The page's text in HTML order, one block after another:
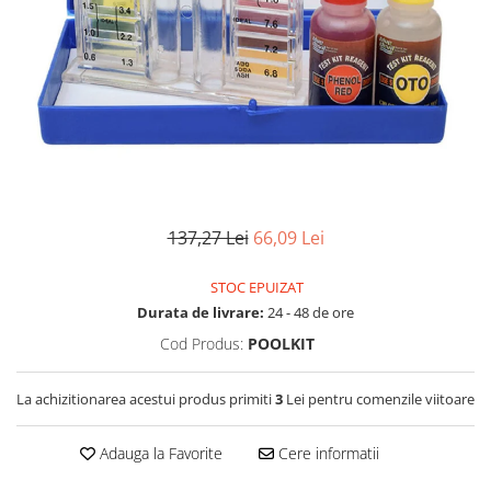
Filtre speciale
Filtre Casnice
Consumabile
Cartuse 5"
Mansoane Cintropur
Membrana Ultrafiltrare
Cartuse In-Line
Cartuse diverse
137,27 Lei 66,09 Lei
STOC EPUIZAT
Durata de livrare: 24 - 48 de ore
Cod Produs: POOLKIT
La achizitionarea acestui produs primiti3 Lei pentru comenzile viitoare
Adauga la Favorite Cere informatii